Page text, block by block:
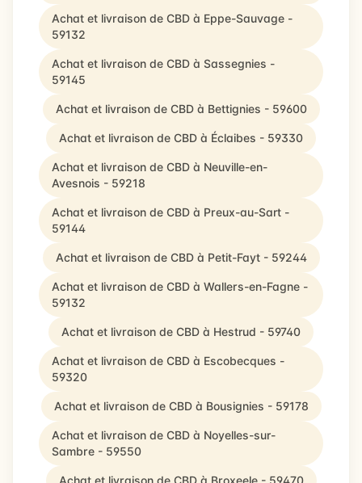
Achat et livraison de CBD à Eppe-Sauvage -
59132
Achat et livraison de CBD à Sassegnies -
59145
Achat et livraison de CBD à Bettignies - 59600
Achat et livraison de CBD à Éclaibes - 59330
Achat et livraison de CBD à Neuville-en-
Avesnois - 59218
Achat et livraison de CBD à Preux-au-Sart -
59144
Achat et livraison de CBD à Petit-Fayt - 59244
Achat et livraison de CBD à Wallers-en-Fagne -
59132
Achat et livraison de CBD à Hestrud - 59740
Achat et livraison de CBD à Escobecques -
59320
Achat et livraison de CBD à Bousignies - 59178
Achat et livraison de CBD à Noyelles-sur-
Sambre - 59550
Achat et livraison de CBD à Broxeele - 59470